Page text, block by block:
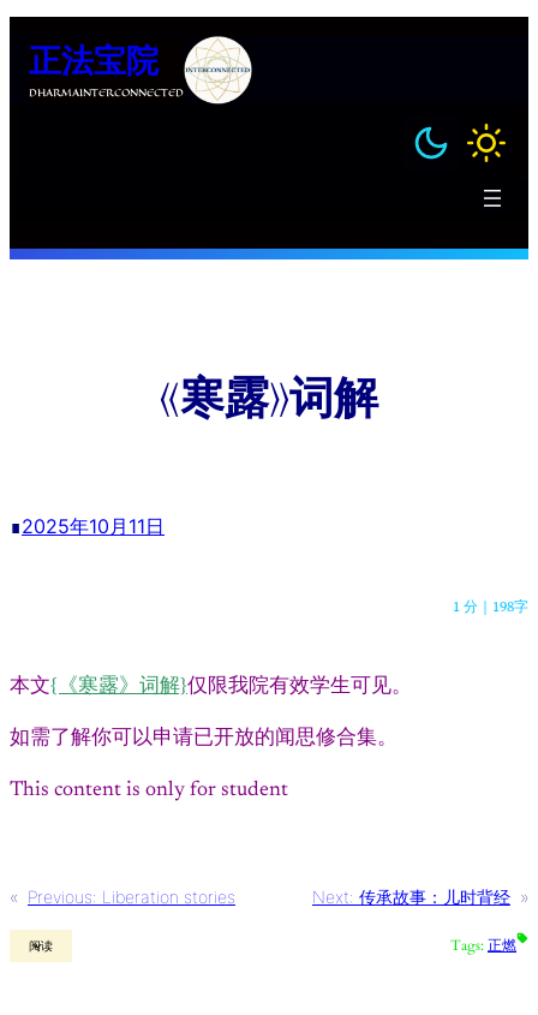
正法宝院
DHARMAINTERCONNECTED
《寒露》词解
∎2025年10月11日
1 分 ｜ 198字
本文{《寒露》词解}仅限我院有效学生可见。
如需了解你可以申请已开放的闻思修合集。
This content is only for student
« Previous: Liberation stories Next: 传承故事：儿时背经 »
阅读 Tags:正燃